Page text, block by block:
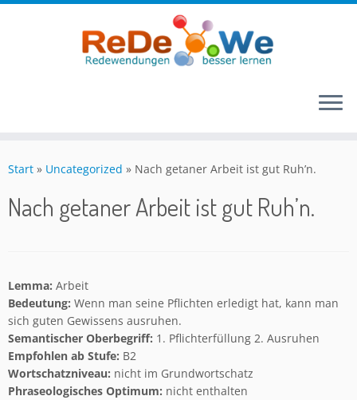
Inhalt
Start » Uncategorized » Nach getaner Arbeit ist gut Ruh’n.
Nach getaner Arbeit ist gut Ruh’n.
Lemma: Arbeit
Bedeutung: Wenn man seine Pflichten erledigt hat, kann man
sich guten Gewissens ausruhen.
Semantischer Oberbegriff: 1. Pflichterfüllung 2. Ausruhen
Empfohlen ab Stufe: B2
Wortschatzniveau: nicht im Grundwortschatz
Phraseologisches Optimum: nicht enthalten